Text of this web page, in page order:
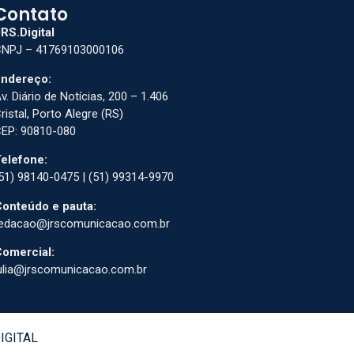
– 41769103000106
Diário de Notícias, 200 – 1.406
Porto Alegre (RS)
90810-080
98140-0475 | (51) 99314-9970
e pauta: